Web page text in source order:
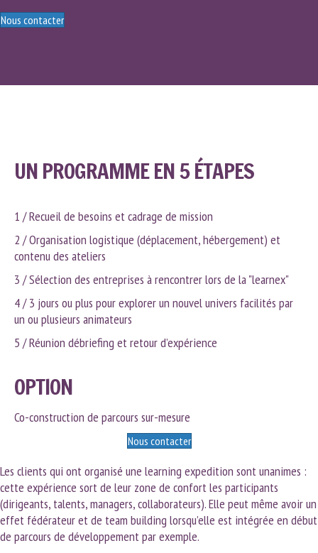
Nous contacter
UN PROGRAMME EN 5 ÉTAPES
1 / Recueil de besoins et cadrage de mission
2 / Organisation logistique (déplacement, hébergement) et
contenu des ateliers
3 / Sélection des entreprises à rencontrer lors de la "learnex"
4 / 3 jours ou plus pour explorer un nouvel univers facilités par
un ou plusieurs animateurs
5 / Réunion débriefing et retour d’expérience
OPTION
Co-construction de parcours sur-mesure
Nous contacter
Les clients qui ont organisé une learning expedition sont unanimes :
cette expérience sort de leur zone de confort les participants
(dirigeants, talents, managers, collaborateurs). Elle peut même avoir un
effet fédérateur et de team building lorsqu’elle est intégrée en début
de parcours de développement par exemple.